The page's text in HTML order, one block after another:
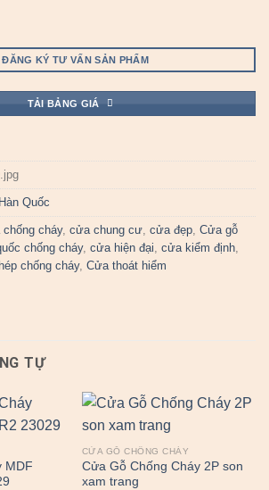
ĐĂNG KÝ TƯ VẤN SẢN PHẨM
TẢI BẢNG GIÁ
Quốc
cháy, cửa chung cư, cửa đẹp, Cửa gỗ
chống cháy, cửa hiện đại, cửa kiểm định,
chống cháy, Cửa thoát hiểm
TỰ
MDF
CỬA GỖ CHỐNG CHÁY
Cửa Gỗ Chống Cháy 2P son
xam trang